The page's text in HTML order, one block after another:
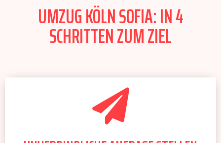
UMZUG KÖLN SOFIA: IN 4
SCHRITTEN ZUM ZIEL